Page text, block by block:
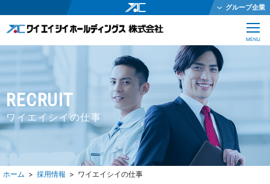
CLOSE
MENU
採用情報 ワイエイシイの仕事
RECRUIT
ワイエイシイの仕事
グループ企業
ワイエイシイホールディングス株式会社
ワイエイシイメカトロニクス株式会社
ワイエイシイガーター株式会社
株式会社ワイエイシイダステック
ワイエイシイビーム株式会社
ワイエイシイエレックス株式会社
ワイエイシイバイオ株式会社
YAC Systems Singapore Pte Ltd